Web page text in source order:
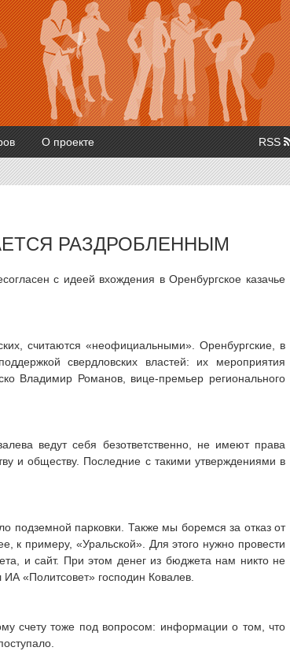
О проекте RSS
РАЗДРОБЛЕННЫМ
с идеей вхождения в Оренбургское казачье
считаются «неофициальными». Оренбургские, в
свердловских властей: их мероприятия
Владимир Романов, вице-премьер регионального
ведут себя безответственно, не имеют права
и обществу. Последние с такими утверждениями в
подземной парковки. Также мы боремся за отказ от
к примеру, «Уральской». Для этого нужно провести
и сайт. При этом денег из бюджета нам никто не
«Политсовет» господин Ковалев.
счету тоже под вопросом: информации о том, что